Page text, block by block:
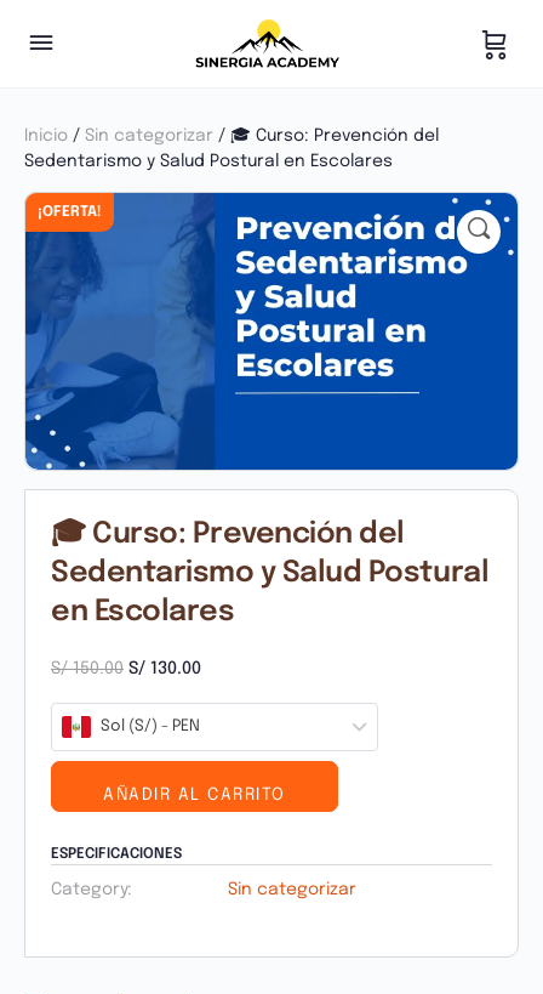
Inicio / Sin categorizar / 🎓 Curso: Prevención del
Sedentarismo y Salud Postural en Escolares
¡OFERTA!
🎓 Curso: Prevención del
Sedentarismo y Salud Postural
en Escolares
S/150.00 S/ 130.00
Sol (S/) - PEN
AÑADIR AL CARRITO
ESPECIFICACIONES
Category: Sin categorizar